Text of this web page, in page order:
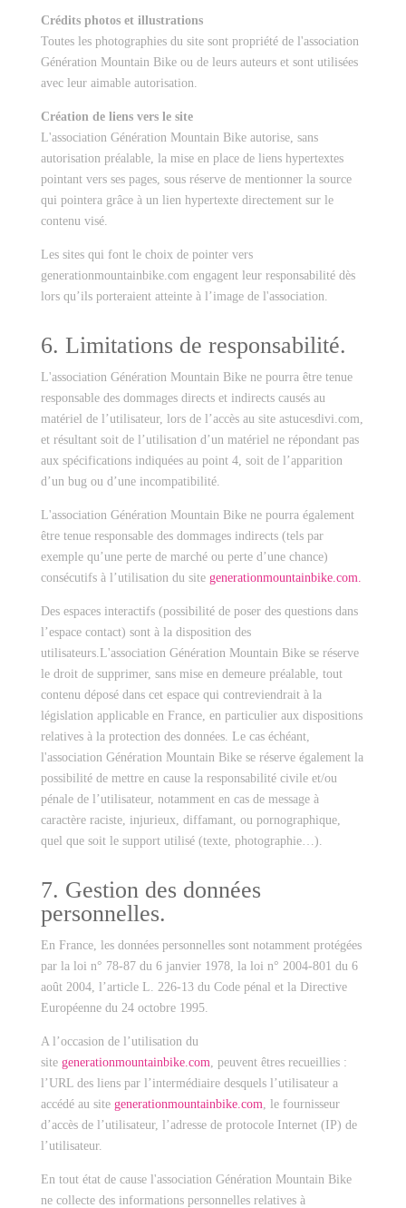
Crédits photos et illustrations
Toutes les photographies du site sont propriété de l'association
Génération Mountain Bike ou de leurs auteurs et sont utilisées
avec leur aimable autorisation.
Création de liens vers le site
L'association Génération Mountain Bike autorise, sans
autorisation préalable, la mise en place de liens hypertextes
pointant vers ses pages, sous réserve de mentionner la source
qui pointera grâce à un lien hypertexte directement sur le
contenu visé.
Les sites qui font le choix de pointer vers
generationmountainbike.com engagent leur responsabilité dès
lors qu’ils porteraient atteinte à l’image de l'association.
6. Limitations de responsabilité.
L'association Génération Mountain Bike ne pourra être tenue
responsable des dommages directs et indirects causés au
matériel de l’utilisateur, lors de l’accès au site astucesdivi.com,
et résultant soit de l’utilisation d’un matériel ne répondant pas
aux spécifications indiquées au point 4, soit de l’apparition
d’un bug ou d’une incompatibilité.
L'association Génération Mountain Bike ne pourra également
être tenue responsable des dommages indirects (tels par
exemple qu’une perte de marché ou perte d’une chance)
consécutifs à l’utilisation du site generationmountainbike.com.
Des espaces interactifs (possibilité de poser des questions dans
l’espace contact) sont à la disposition des
utilisateurs.L'association Génération Mountain Bike se réserve
le droit de supprimer, sans mise en demeure préalable, tout
contenu déposé dans cet espace qui contreviendrait à la
législation applicable en France, en particulier aux dispositions
relatives à la protection des données. Le cas échéant,
l'association Génération Mountain Bike se réserve également la
possibilité de mettre en cause la responsabilité civile et/ou
pénale de l’utilisateur, notamment en cas de message à
caractère raciste, injurieux, diffamant, ou pornographique,
quel que soit le support utilisé (texte, photographie…).
7. Gestion des données
personnelles.
En France, les données personnelles sont notamment protégées
par la loi n° 78-87 du 6 janvier 1978, la loi n° 2004-801 du 6
août 2004, l’article L. 226-13 du Code pénal et la Directive
Européenne du 24 octobre 1995.
A l’occasion de l’utilisation du
site generationmountainbike.com, peuvent êtres recueillies :
l’URL des liens par l’intermédiaire desquels l’utilisateur a
accédé au site generationmountainbike.com, le fournisseur
d’accès de l’utilisateur, l’adresse de protocole Internet (IP) de
l’utilisateur.
En tout état de cause l'association Génération Mountain Bike
ne collecte des informations personnelles relatives à